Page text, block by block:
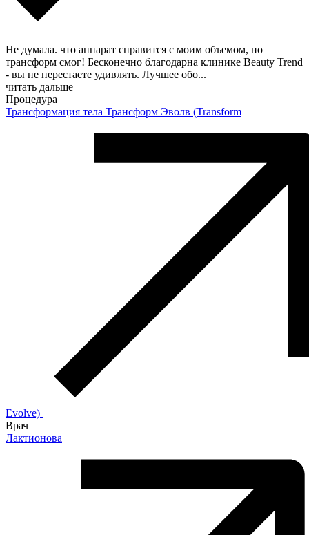
Не думала. что аппарат справится с моим объемом, но
трансформ смог! Бесконечно благодарна клинике Beauty Trend
- вы не перестаете удивлять. Лучшее обо...
читать дальше
Процедура
Трансформация тела Трансформ Эволв (Transform
Evolve)
Врач
Лактионова